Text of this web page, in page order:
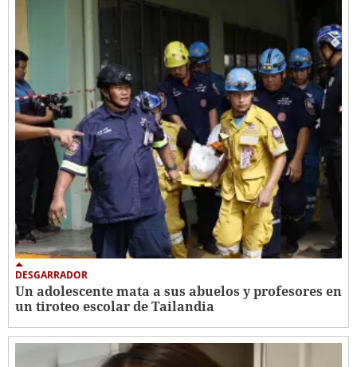
DESGARRADOR
Un adolescente mata a sus abuelos y profesores en
un tiroteo escolar de Tailandia